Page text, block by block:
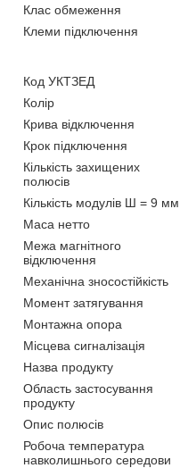
Клас обмеження
Клеми підключення
Код УКТЗЕД
Колір
Крива відключення
Крок підключення
Кількість захищених
полюсів
Кількість модулів Ш = 9 мм
Маса нетто
Межа магнітного
відключення
Механічна зносостійкість
Момент затягування
Монтажна опора
Місцева сигналізація
Назва продукту
Область застосування
продукту
Опис полюсів
Робоча температура
навколишнього середови